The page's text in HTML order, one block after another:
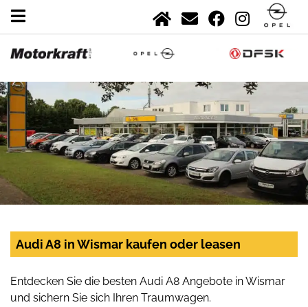
Audi A8 in Wismar kaufen oder leasen
Entdecken Sie die besten Audi A8 Angebote in Wismar
und sichern Sie sich Ihren Traumwagen.